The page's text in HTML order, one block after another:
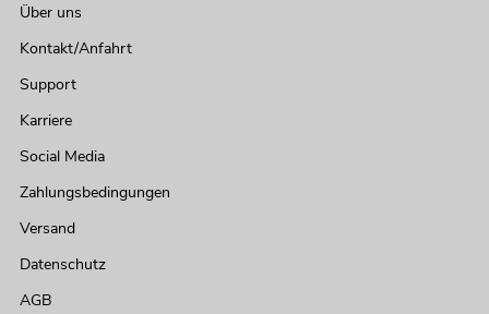
Über uns
Kontakt/Anfahrt
Support
Karriere
Social Media
Zahlungsbedingungen
Versand
Datenschutz
AGB